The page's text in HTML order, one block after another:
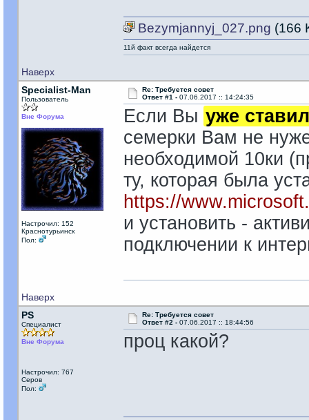
Наверх
Bezymjannyj_027.png (166
11й факт всегда найдется
Specialist-Man
Пользователь
Вне Форума
Настрочил: 152
Краснотурьинск
Пол:
Re: Требуется совет
Ответ #1 - 07.06.2017 :: 14:24:35
Если Вы уже
семерки Вам не
необходимой 10ки
ту, которая была
https://
и установить -
подключении к
Наверх
PS
Специалист
Вне Форума
Настрочил: 767
Серов
Пол:
Re: Требуется совет
Ответ #2 - 07.06.2017 :: 18:44:56
проц какой?